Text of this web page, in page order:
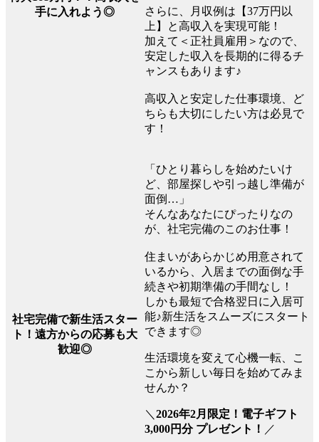
手に入れよう◎
さらに、月収例は【37万円以
上】と高収入を実現可能！
加えて＜正社員雇用＞なので、
安定した収入を長期的に得るチ
ャンスもあります♪
高収入と安定した仕事環境、ど
ちらも大切にしたい方は必見で
す！
社宅完備で新生活スター
ト！遠方からの応募も大
歓迎◎
「ひとり暮らしを始めたいけ
ど、部屋探しや引っ越し準備が
面倒…」
そんなあなたにぴったりなの
が、社宅完備のこのお仕事！
住まいがあらかじめ用意されて
いるから、入居までの面倒な手
続きや初期準備の手間なし！
しかも最短で合格翌日に入居可
能♪新生活をスムーズにスタート
できます◎
生活環境を変えて心機一転、こ
こから新しい毎日を始めてみま
せんか？
＼ 2026年2月限定！電子ギフト
3,000円分 プレゼント！ ／